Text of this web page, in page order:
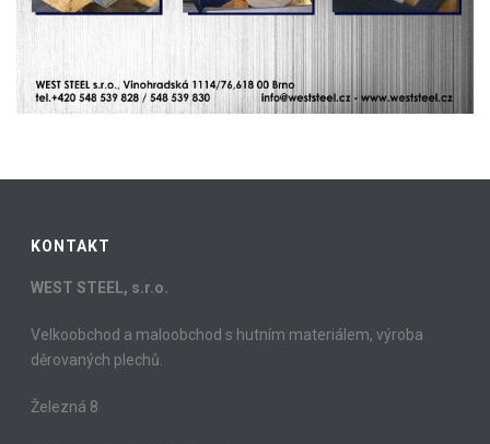
KONTAKT
WEST STEEL, s.r.o.
Velkoobchod a maloobchod s hutním materiálem, výroba
děrovaných plechů.
Železná 8